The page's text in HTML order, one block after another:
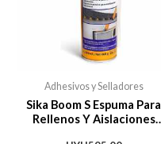
Adhesivos y Selladores
Sika Boom S Espuma Para
Rellenos Y Aislaciones